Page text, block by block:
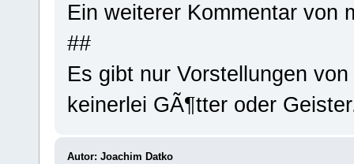
Ein weiterer Kommentar von
##
Es gibt nur Vorstellungen
keinerlei GÃ¶tter oder
Autor: Joachim Datko